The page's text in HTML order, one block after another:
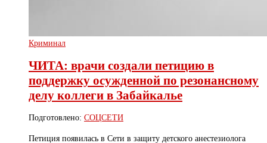
Криминал
ЧИТА: врачи создали петицию в
поддержку осужденной по резонансному
делу коллеги в Забайкалье
Подготовлено: СОЦСЕТИ
Петиция появилась в Сети в защиту детского анестезиолога